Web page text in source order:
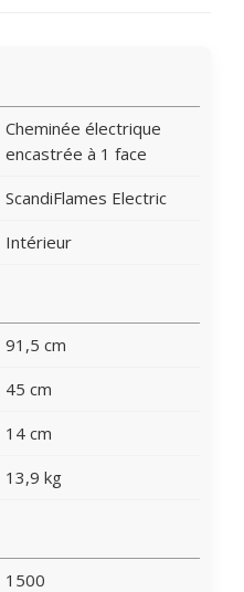
Cheminée électrique
encastrée à 1 face
ScandiFlames Electric
Intérieur
91,5 cm
45 cm
14 cm
13,9 kg
1500